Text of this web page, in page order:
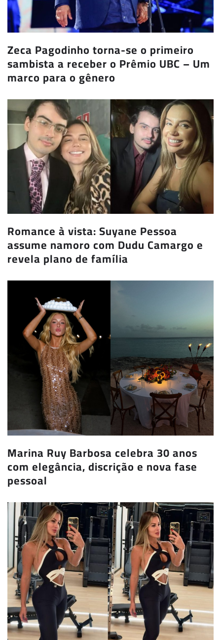
Zeca Pagodinho torna-se o primeiro
sambista a receber o Prêmio UBC – Um
marco para o gênero
Romance à vista: Suyane Pessoa
assume namoro com Dudu Camargo e
revela plano de família
Marina Ruy Barbosa celebra 30 anos
com elegância, discrição e nova fase
pessoal